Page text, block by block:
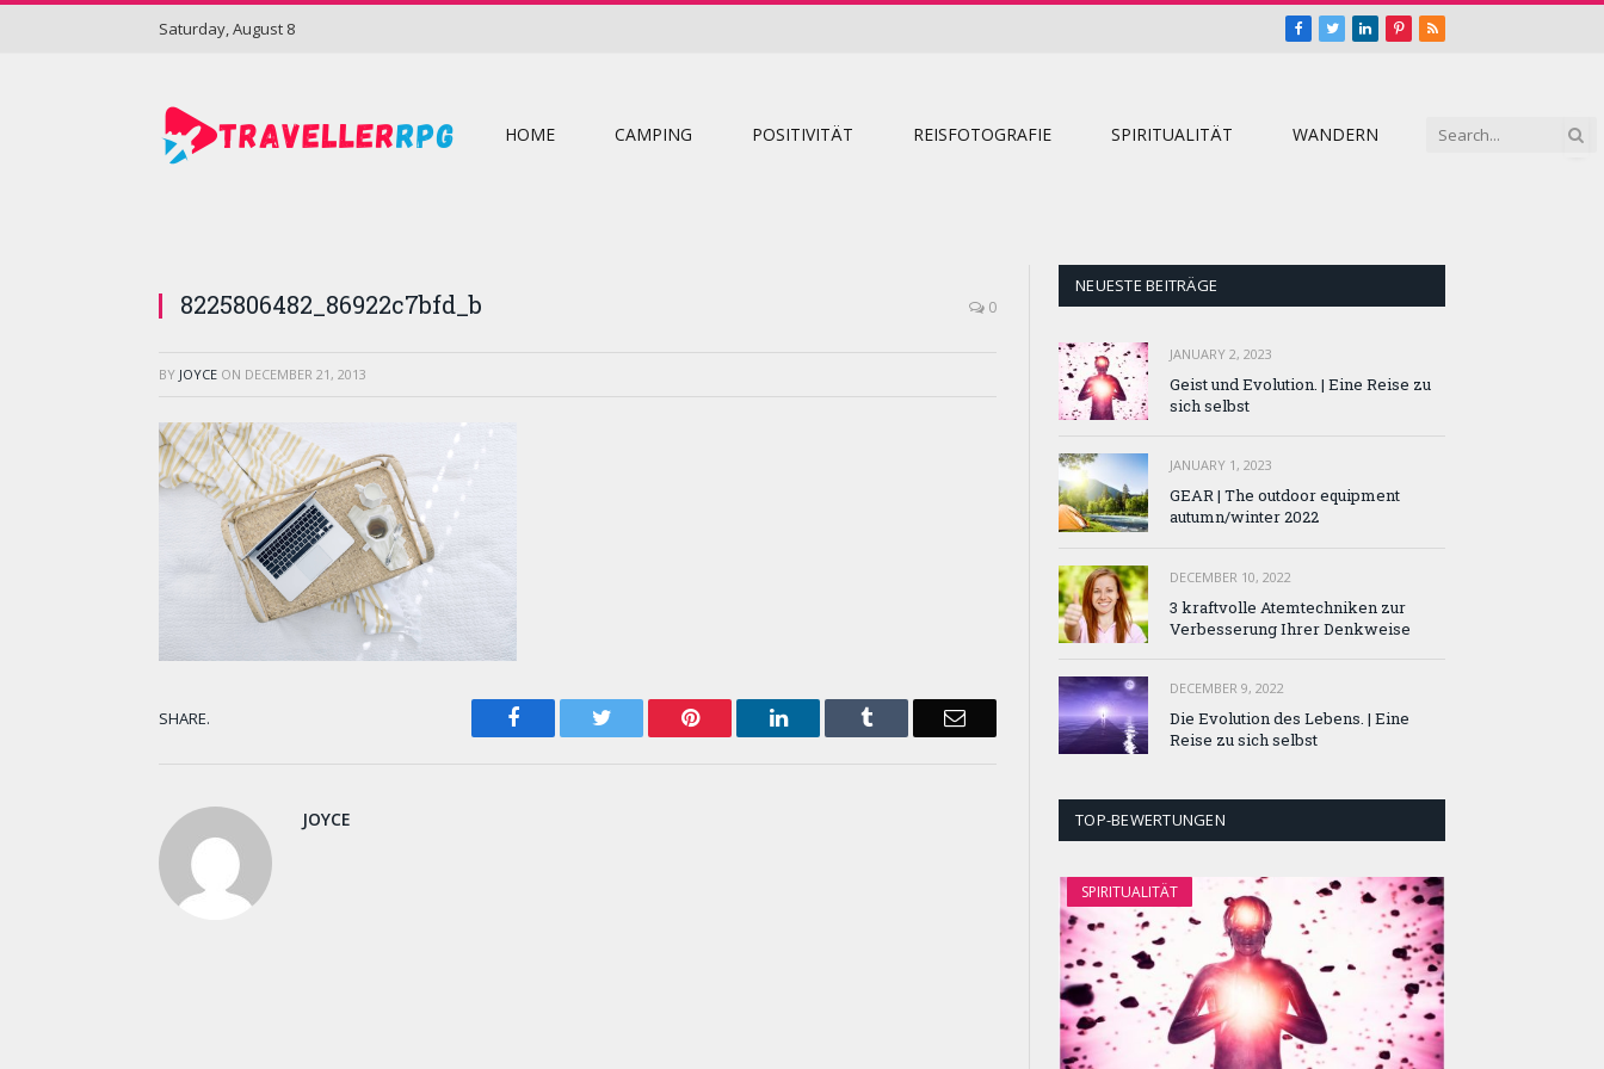
Saturday, August 8 Facebook
TwitterLinkedInPinterest
RSS
HOME CAMPING POSITIVITÄT REISFOTOGRAFIE SPIRITUALITÄT WANDERN
8225806482_86922c7bfd_b 0
BY JOYCE ON DECEMBER 21, 2013
SHARE. Facebook Twitter Pinterest LinkedIn Tumblr Email
JOYCE
NEUESTE BEITRÄGE
JANUARY 2, 2023
Geist und Evolution. | Eine Reise zu
sich selbst
JANUARY 1, 2023
GEAR | The outdoor equipment
autumn/winter 2022
DECEMBER 10, 2022
3 kraftvolle Atemtechniken zur
Verbesserung Ihrer Denkweise
DECEMBER 9, 2022
Die Evolution des Lebens. | Eine
Reise zu sich selbst
TOP-BEWERTUNGEN
SPIRITUALITÄT